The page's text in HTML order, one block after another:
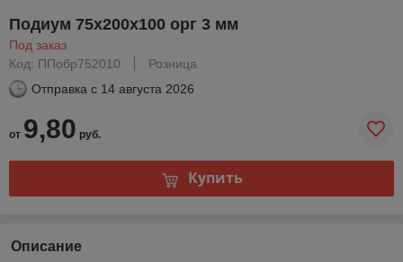
Подиум 75х200х100 орг 3 мм
Под заказ
Код: ППобр752010
Розница
Отправка с 14 августа 2026
от 9,80 руб.
Купить
Описание